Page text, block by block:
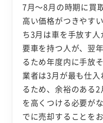
7月～8月の時期に買
高い価格がつきやす
ち3月は車を手放す
要車を持つ人が、翌
るため年度内に手放
業者は3月が最も仕
るため、余裕のある
を高くつける必要が
でに売却することを